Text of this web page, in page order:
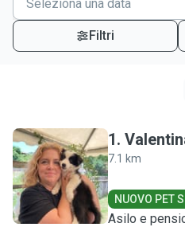
Filtri
V
1.
7.1 km
NUOVO PET
Asilo e